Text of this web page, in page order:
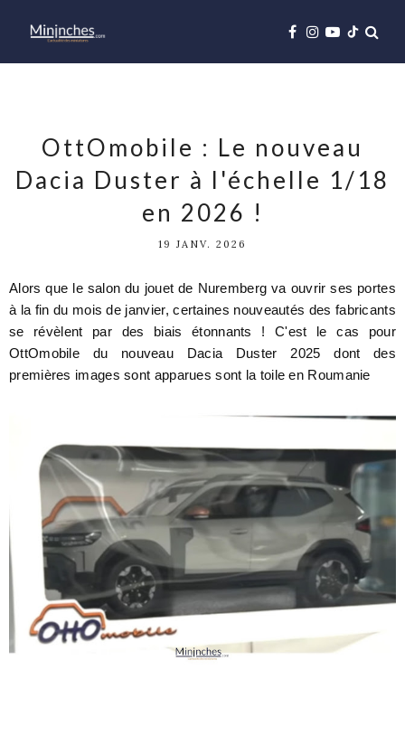
OttOmobile : Le nouveau
Dacia Duster à l'échelle 1/18
en 2026 !
19 JANV. 2026
Alors que le salon du jouet de Nuremberg va ouvrir ses portes
à la fin du mois de janvier, certaines nouveautés des fabricants
se révèlent par des biais étonnants ! C'est le cas pour
OttOmobile du nouveau Dacia Duster 2025 dont des
premières images sont apparues sont la toile en Roumanie